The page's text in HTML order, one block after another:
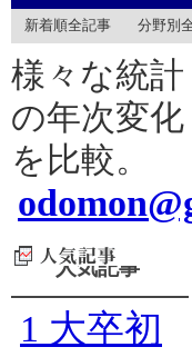
新着順全記事 分野別
様々な統計
の年次変化
を比較。
人気記事
1 大卒初